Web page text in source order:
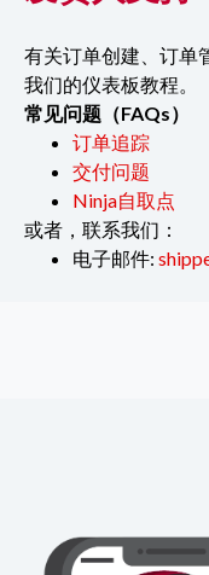
有关订单创建、订单
我们的仪表板教程。
常见问题（FAQs）
订单追踪
交付问题
Ninja自取点
或者，联系我们：
电子邮件: